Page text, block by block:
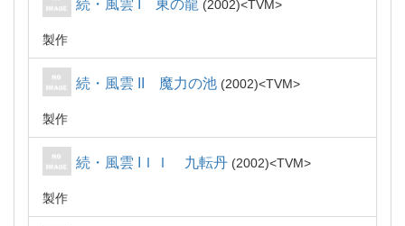
続・風雲 I 東の龍 2002 TVM
製作
続・風雲 II 魔力の池 2002 TVM
製作
続・風雲 IＩＩ 九転丹 2002 TVM
製作